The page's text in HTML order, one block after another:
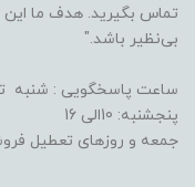
تماس بگیرید. هدف ما این
بی‌نظیر باشد."
ساعت پاسخگویی : شنبه
پنجشنبه: 10الی 16
جمعه و روزهای تعطیل